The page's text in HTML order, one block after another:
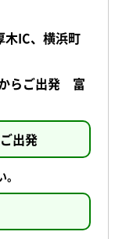
木IC、 横浜町
らご出発 富
出発